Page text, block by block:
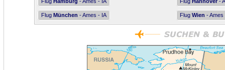
Flug München - Ames - IA Flug Wien - Ames